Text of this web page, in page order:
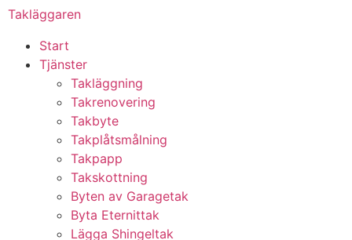
Takläggaren
Start
Tjänster
Takläggning
Takrenovering
Takbyte
Takplåtsmålning
Takpapp
Takskottning
Byten av Garagetak
Byta Eternittak
Lägga Shingeltak